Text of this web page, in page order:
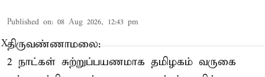
Published on: 08 Aug 2026, 12:43 pm
திருவண்ணாமலை:
2 நாட்கள் சுற்றுப்பயணமாக தமிழகம் வருகை
X